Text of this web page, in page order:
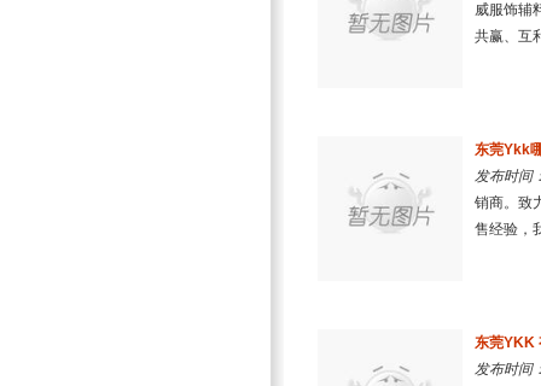
威服饰辅
共赢、互
东莞Ykk
发布时间
销商。致
售经验，
东莞YKK
发布时间